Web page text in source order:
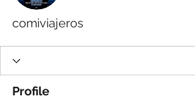
comiviajeros
Profile